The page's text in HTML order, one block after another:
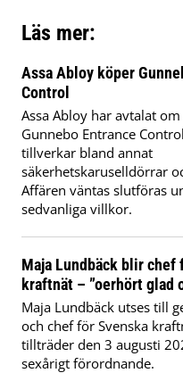
Läs mer:
Assa Abloy köper
Control
Assa Abloy har avtalat
Gunnebo Entrance
tillverkar bland annat
säkerhetskaruselldörrar
Affären väntas slutföras
sedvanliga villkor.
Maja Lundbäck blir chef
kraftnät – ”oerhört glad
Maja Lundbäck utses till
och chef för Svenska
tillträder den 3 augusti
sexårigt förordnande.